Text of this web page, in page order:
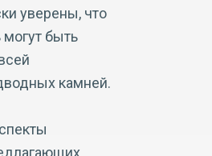
уверены, что
могут быть
камней.